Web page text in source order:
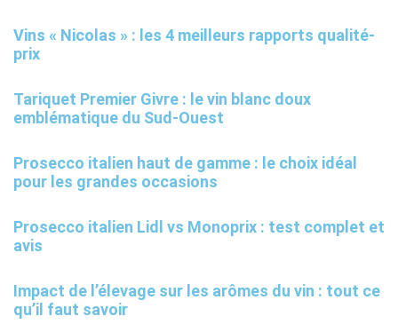
Vins « Nicolas » : les 4 meilleurs rapports qualité-
prix
Tariquet Premier Givre : le vin blanc doux
emblématique du Sud-Ouest
Prosecco italien haut de gamme : le choix idéal
pour les grandes occasions
Prosecco italien Lidl vs Monoprix : test complet et
avis
Impact de l’élevage sur les arômes du vin : tout ce
qu’il faut savoir